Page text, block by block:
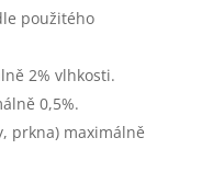
použitého
2% vlhkosti.
0,5%.
prkna) maximálně